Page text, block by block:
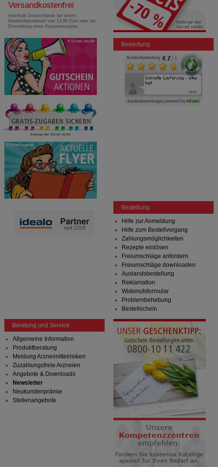
Versandkostenfrei
innerhalb Deutschlands bei einem
Mindestbestellwert von 13,99 Euro oder bei
Einsendung eines Kassenrezeptes
Bewertung
Bestellung
Hilfe zur Anmeldung
Hilfe zum Bestellvorgang
Zahlungsmöglichkeiten
Rezepte einlösen
Freiumschläge anfordern
Freiumschläge downloaden
Auslandsbestellung
Reklamation
Widerrufsformular
Problembehebung
Bestellschein
Beratung und Service
Allgemeine Information
Produktberatung
Meldung Arzneimittelrisiken
Zuzahlungsfreie Arzneien
Angebote & Downloads
Newsletter
Neukundenprämie
Stellenangebote